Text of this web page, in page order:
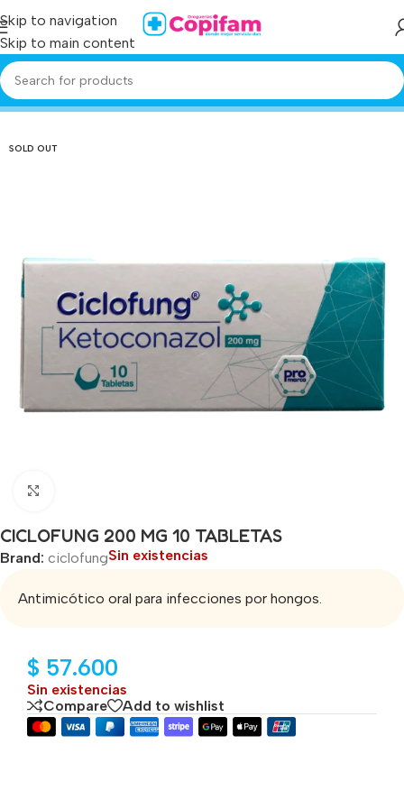
Skip to navigation
Skip to main content
Producto
SOLD OUT
CICLOFUNG 200 MG 10 TABLETAS
Brand: ciclofungSin existencias
Antimicótico oral para infecciones por hongos.
$ 57.600
Sin existencias
Compare
Add to wishlist